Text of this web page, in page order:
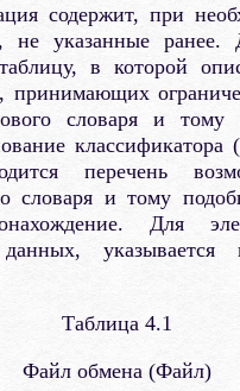
содержит, при
не указанные ранее.
в которой
принимающих
словаря и тому
классификатора
перечень
словаря и тому
Для
указывается
Таблица 4.1
Файл обмена (Файл)